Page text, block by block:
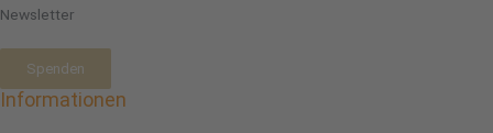
Newsletter
Spenden
Informationen